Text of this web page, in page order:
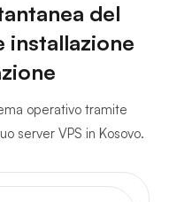
del
installazione
operativo tramite
server VPS in Kosovo.